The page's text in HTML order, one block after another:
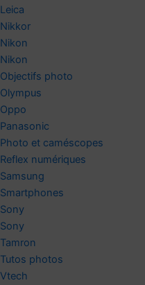
Leica
Nikkor
Nikon
Nikon
Objectifs photo
Olympus
Oppo
Panasonic
Photo et caméscopes
Reflex numériques
Samsung
Smartphones
Sony
Sony
Tamron
Tutos photos
Vtech